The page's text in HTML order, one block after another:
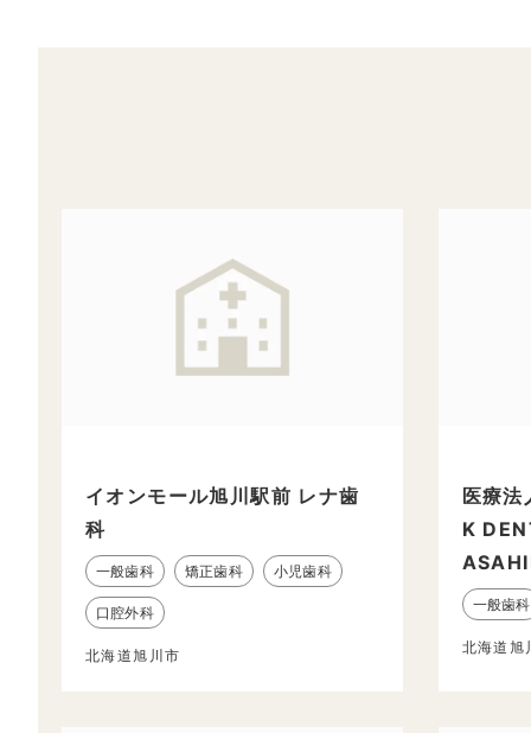
イオンモール旭川駅前 レナ歯
科
一般歯科 矯正歯科 小児歯科
口腔外科
北海道旭川市
医療
K
一般歯科
北海道旭